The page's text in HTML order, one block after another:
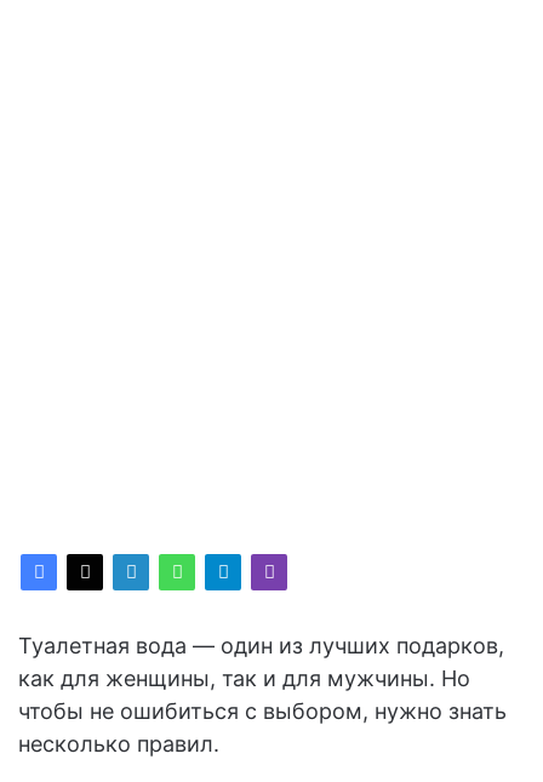
Туалетная вода — один из лучших подарков,
как для женщины, так и для мужчины. Но
чтобы не ошибиться с выбором, нужно знать
несколько правил.